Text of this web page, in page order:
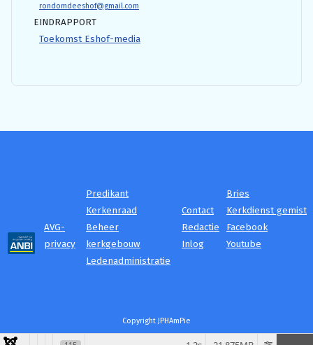
rondomdeeshof@gmail.com
EINDRAPPORT
Toekomst Eshof-media
AVG-
privacy
Predikant
Kerkenraad
Beheer
kerkgebouw
Ledenadministratie
Contact
Redactie
Inlog
Bries
Kerkdienst gemist
Facebook
Youtube
Copyright JPHAmPie